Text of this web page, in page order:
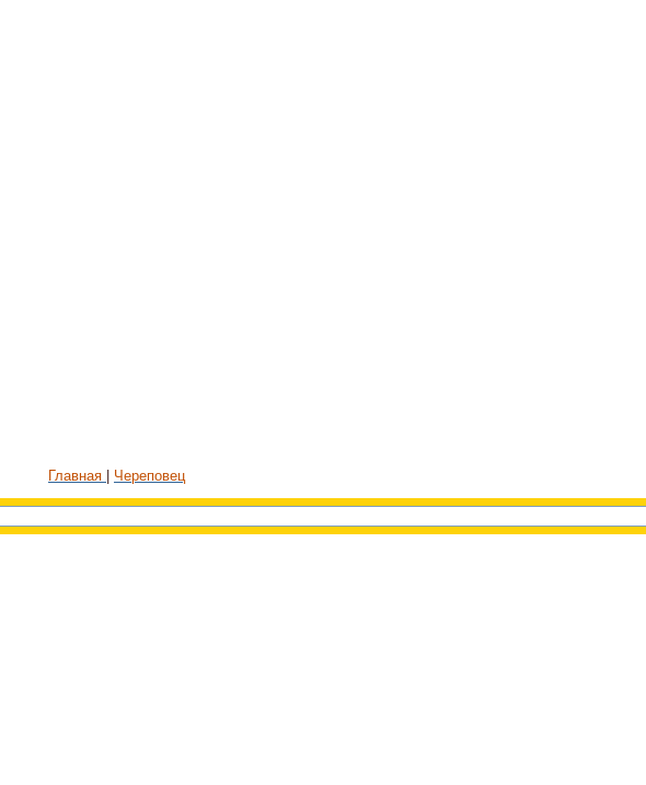
Главная Череповец